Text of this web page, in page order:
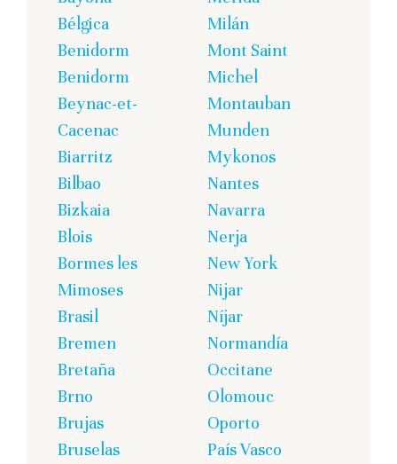
Bélgica
Benidorm
Benidorm
Beynac-et-
Cacenac
Biarritz
Bilbao
Bizkaia
Blois
Bormes les
Mimoses
Brasil
Bremen
Bretaña
Brno
Brujas
Bruselas
Milán
Mont Saint
Michel
Montauban
Munden
Mykonos
Nantes
Navarra
Nerja
New York
Nijar
Níjar
Normandía
Occitane
Olomouc
Oporto
País Vasco